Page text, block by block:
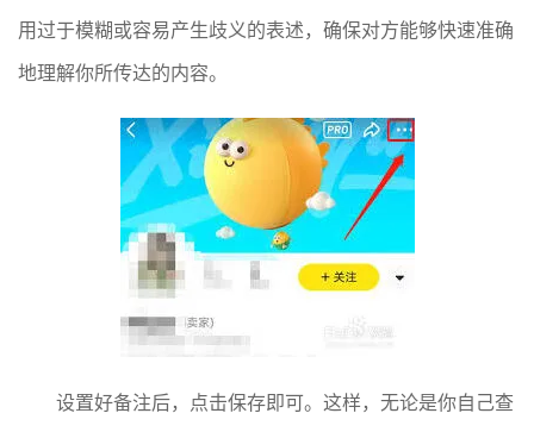
用过于模糊或容易产生歧义的表述，确保对方能够快速准确
地理解你所传达的内容。
设置好备注后，点击保存即可。这样，无论是你自己查